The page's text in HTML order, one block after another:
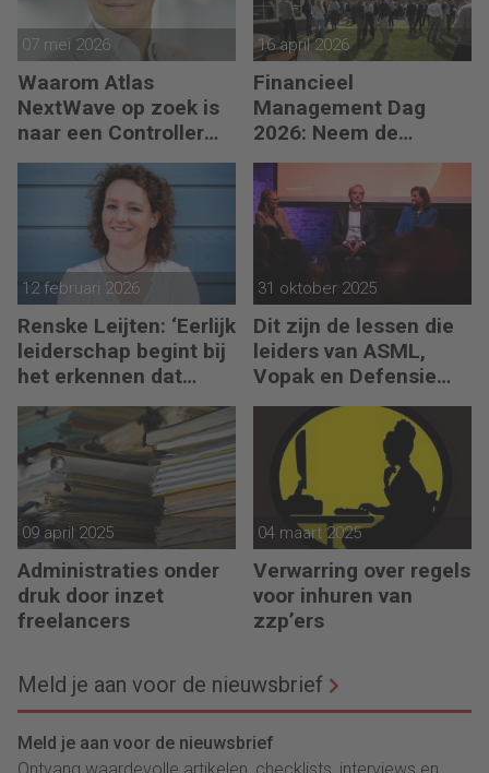
07 mei 2026
Waarom Atlas
NextWave op zoek is
naar een Controller
Group Finance
16 april 2026
Financieel
Management Dag
2026: Neem de
toekomst in eigen
hand
12 februari 2026
Renske Leijten: ‘Eerlijk
leiderschap begint bij
het erkennen dat
fouten maken erbij
hoort’
31 oktober 2025
Dit zijn de lessen die
leiders van ASML,
Vopak en Defensie
toepassen in
turbulente tijden
09 april 2025
Administraties onder
druk door inzet
freelancers
04 maart 2025
Verwarring over regels
voor inhuren van
zzp’ers
Meld je aan voor de nieuwsbrief
Meld je aan voor de nieuwsbrief